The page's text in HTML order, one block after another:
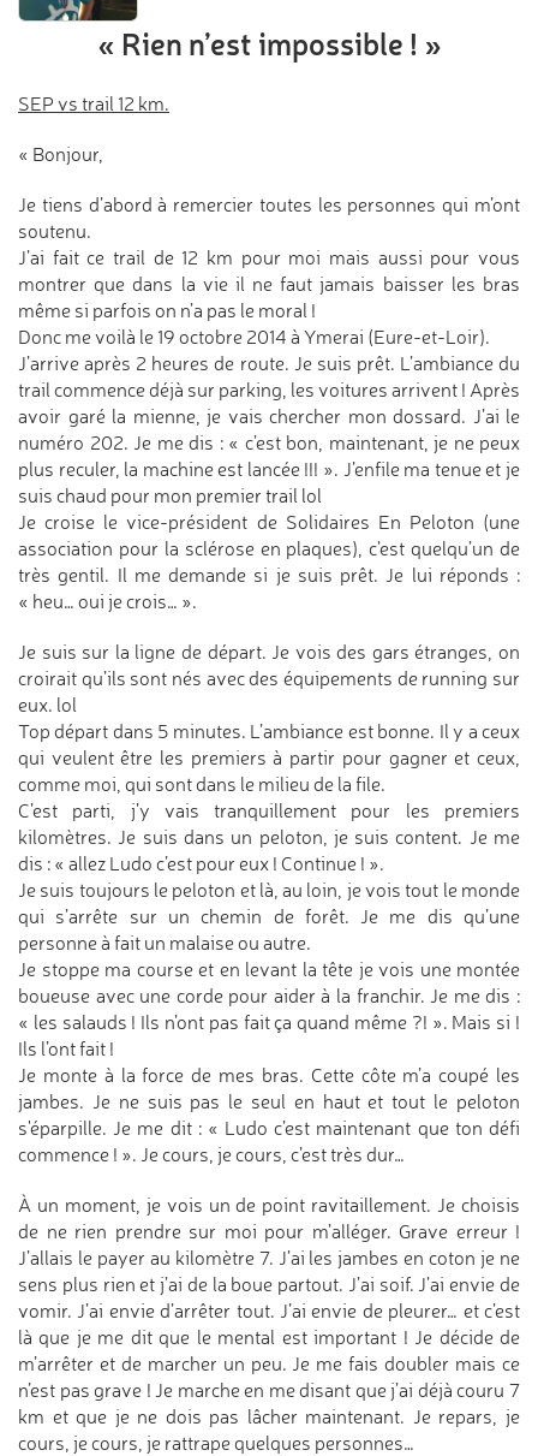
« Rien n’est impossible ! »
SEP vs trail 12 km.
« Bonjour,
Je tiens d’abord à remercier toutes les personnes qui m’ont
soutenu.
J’ai fait ce trail de 12 km pour moi mais aussi pour vous
montrer que dans la vie il ne faut jamais baisser les bras
même si parfois on n’a pas le moral !
Donc me voilà le 19 octobre 2014 à Ymerai (Eure-et-Loir).
J’arrive après 2 heures de route. Je suis prêt. L’ambiance du
trail commence déjà sur parking, les voitures arrivent ! Après
avoir garé la mienne, je vais chercher mon dossard. J’ai le
numéro 202. Je me dis : « c’est bon, maintenant, je ne peux
plus reculer, la machine est lancée !!! ». J’enfile ma tenue et je
suis chaud pour mon premier trail lol
Je croise le vice-président de Solidaires En Peloton (une
association pour la sclérose en plaques), c’est quelqu’un de
très gentil. Il me demande si je suis prêt. Je lui réponds :
« heu… oui je crois… ».
Je suis sur la ligne de départ. Je vois des gars étranges, on
croirait qu’ils sont nés avec des équipements de running sur
eux. lol
Top départ dans 5 minutes. L’ambiance est bonne. Il y a ceux
qui veulent être les premiers à partir pour gagner et ceux,
comme moi, qui sont dans le milieu de la file.
C’est parti, j’y vais tranquillement pour les premiers
kilomètres. Je suis dans un peloton, je suis content. Je me
dis : « allez Ludo c’est pour eux ! Continue ! ».
Je suis toujours le peloton et là, au loin, je vois tout le monde
qui s’arrête sur un chemin de forêt. Je me dis qu’une
personne à fait un malaise ou autre.
Je stoppe ma course et en levant la tête je vois une montée
boueuse avec une corde pour aider à la franchir. Je me dis :
« les salauds ! Ils n’ont pas fait ça quand même ?! ». Mais si !
Ils l’ont fait !
Je monte à la force de mes bras. Cette côte m’a coupé les
jambes. Je ne suis pas le seul en haut et tout le peloton
s'éparpille. Je me dit : « Ludo c’est maintenant que ton défi
commence ! ». Je cours, je cours, c’est très dur…
À un moment, je vois un de point ravitaillement. Je choisis
de ne rien prendre sur moi pour m’alléger. Grave erreur !
J’allais le payer au kilomètre 7. J’ai les jambes en coton je ne
sens plus rien et j’ai de la boue partout. J’ai soif. J’ai envie de
vomir. J’ai envie d’arrêter tout. J’ai envie de pleurer… et c’est
là que je me dit que le mental est important ! Je décide de
m’arrêter et de marcher un peu. Je me fais doubler mais ce
n’est pas grave ! Je marche en me disant que j’ai déjà couru 7
km et que je ne dois pas lâcher maintenant. Je repars, je
cours, je cours, je rattrape quelques personnes…